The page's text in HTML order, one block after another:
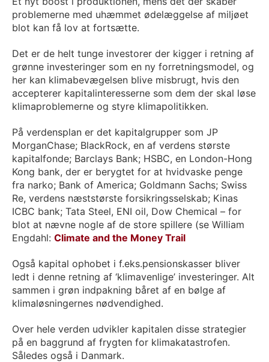
problemerne med uhæmmet ødelæggelse af miljøet
blot kan få lov at fortsætte.
Det er de helt tunge investorer der kigger i retning af
grønne investeringer som en ny forretningsmodel, og
her kan klimabevægelsen blive misbrugt, hvis den
accepterer kapitalinteresserne som dem der skal løse
klimaproblemerne og styre klimapolitikken.
På verdensplan er det kapitalgrupper som JP
MorganChase; BlackRock, en af verdens største
kapitalfonde; Barclays Bank; HSBC, en London-Hong
Kong bank, der er berygtet for at hvidvaske penge
fra narko; Bank of America; Goldmann Sachs; Swiss
Re, verdens næststørste forsikringsselskab; Kinas
ICBC bank; Tata Steel, ENI oil, Dow Chemical – for
blot at nævne nogle af de store spillere (se William
Engdahl: Climate and the Money Trail
Også kapital ophobet i f.eks.pensionskasser bliver
ledt i denne retning af ‘klimavenlige’ investeringer. Alt
sammen i grøn indpakning båret af en bølge af
klimaløsningernes nødvendighed.
Over hele verden udvikler kapitalen disse strategier
på en baggrund af frygten for klimakatastrofen.
Således også i Danmark.